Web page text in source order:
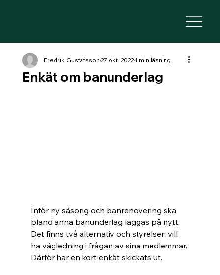
Enkät om banunderlag
Fredrik Gustafsson27 okt. 20221 min läsning
Inför ny säsong och banrenovering ska
bland anna banunderlag läggas på nytt.
Det finns två alternativ och styrelsen vill
ha vägledning i frågan av sina medlemmar.
Därför har en kort enkät skickats ut.